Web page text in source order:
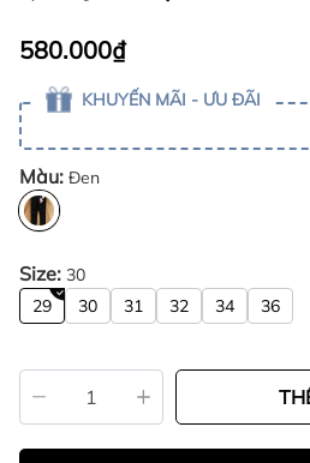
580.000₫
KHUYẾN MÃI - ƯU ĐÃI
Màu: Đen
Size: 30
29
30 31 32 34 36